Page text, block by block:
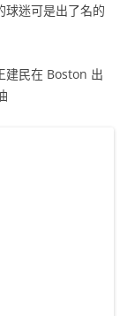
球迷可是出了名的
建民在 Boston 出